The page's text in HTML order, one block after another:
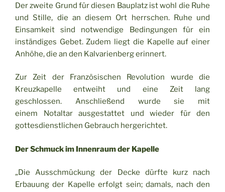
Der zweite Grund für diesen Bauplatz ist wohl die Ruhe
und Stille, die an diesem Ort herrschen. Ruhe und
Einsamkeit sind notwendige Bedingungen für ein
inständiges Gebet. Zudem liegt die Kapelle auf einer
Anhöhe, die an den Kalvarienberg erinnert.
Zur Zeit der Französischen Revolution wurde die
Kreuzkapelle entweiht und eine Zeit lang
geschlossen. Anschließend wurde sie mit
einem Notaltar ausgestattet und wieder für den
gottesdienstlichen Gebrauch hergerichtet.
Der Schmuck im Innenraum der Kapelle
„Die Ausschmückung der Decke dürfte kurz nach
Erbauung der Kapelle erfolgt sein; damals, nach den